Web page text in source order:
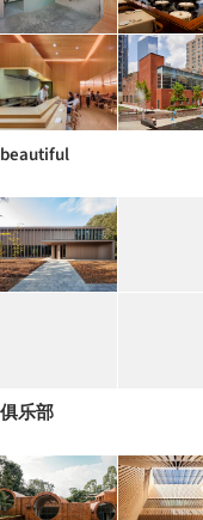
beautiful
俱乐部